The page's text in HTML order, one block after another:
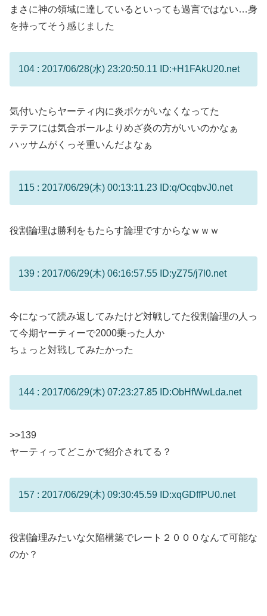
まさに神の領域に達しているといっても過言ではない…身
を持ってそう感じました
104 : 2017/06/28(水) 23:20:50.11 ID:+H1FAkU20.net
気付いたらヤーティ内に炎ポケがいなくなってた
テテフには気合ボールよりめざ炎の方がいいのかなぁ
ハッサムがくっそ重いんだよなぁ
115 : 2017/06/29(木) 00:13:11.23 ID:q/OcqbvJ0.net
役割論理は勝利をもたらす論理ですからなｗｗｗ
139 : 2017/06/29(木) 06:16:57.55 ID:yZ75/j7l0.net
今になって読み返してみたけど対戦してた役割論理の人っ
て今期ヤーティーで2000乗った人か
ちょっと対戦してみたかった
144 : 2017/06/29(木) 07:23:27.85 ID:ObHfWwLda.net
>>139
ヤーティってどこかで紹介されてる？
157 : 2017/06/29(木) 09:30:45.59 ID:xqGDffPU0.net
役割論理みたいな欠陥構築でレート２０００なんて可能な
のか？